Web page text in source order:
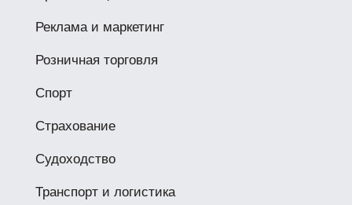
Реклама и маркетинг
Розничная торговля
Спорт
Страхование
Судоходство
Транспорт и логистика